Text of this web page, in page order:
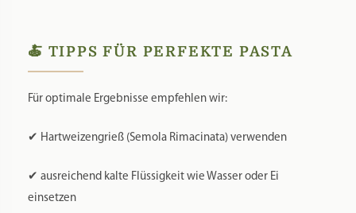
🍝 TIPPS FÜR PERFEKTE PASTA
Für optimale Ergebnisse empfehlen wir:
✔ Hartweizengrieß (Semola Rimacinata) verwenden
✔ ausreichend kalte Flüssigkeit wie Wasser oder Ei
einsetzen